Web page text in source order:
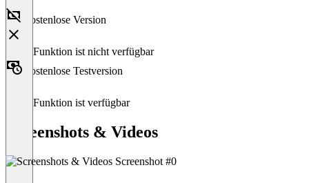
Kostenlose Version
Diese Funktion ist nicht verfügbar
Kostenlose Testversion
Diese Funktion ist verfügbar
Screenshots & Videos